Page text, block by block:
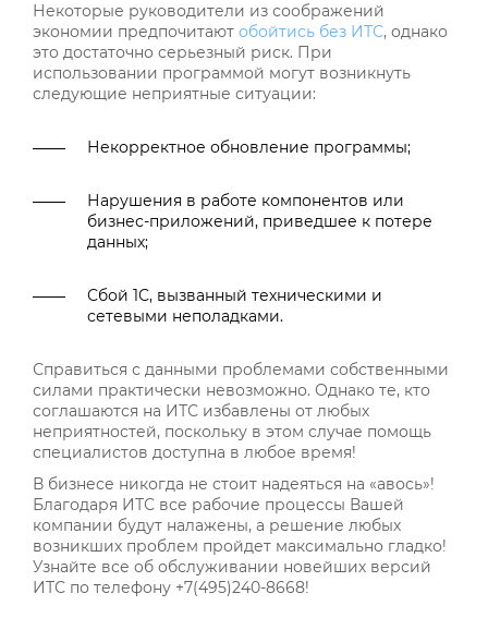
Некоторые руководители из соображений
экономии предпочитают обойтись без ИТС, однако
это достаточно серьезный риск. При
использовании программой могут возникнуть
следующие неприятные ситуации:
Некорректное обновление программы;
Нарушения в работе компонентов или
бизнес-приложений, приведшее к потере
данных;
Сбой 1С, вызванный техническими и
сетевыми неполадками.
Справиться с данными проблемами собственными
силами практически невозможно. Однако те, кто
соглашаются на ИТС избавлены от любых
неприятностей, поскольку в этом случае помощь
специалистов доступна в любое время!
В бизнесе никогда не стоит надеяться на «авось»!
Благодаря ИТС все рабочие процессы Вашей
компании будут налажены, а решение любых
возникших проблем пройдет максимально гладко!
Узнайте все об обслуживании новейших версий
ИТС по телефону +7(495)240-8668!